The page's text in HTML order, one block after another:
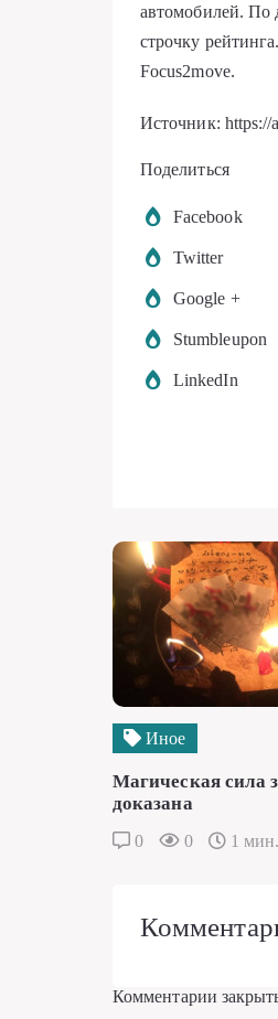
автомобилей. По
строчку
Focus2move.
Источник: https://
Поделиться
Facebook
Twitter
Google +
Stumbleupon
LinkedIn
Иное
Магическая сила
доказана
0 0 1 мин.
Комментарии